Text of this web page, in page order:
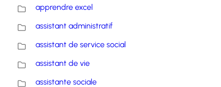
apprendre excel
assistant administratif
assistant de service social
assistant de vie
assistante sociale